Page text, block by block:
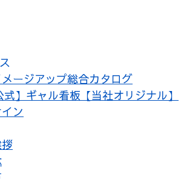
ージアップ総合カタログ
式】ギャル看板【当社オリジナル】
ン